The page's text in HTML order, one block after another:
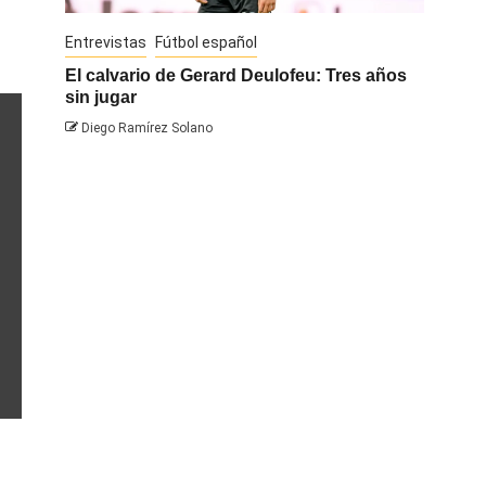
Entrevistas Fútbol español
El calvario de Gerard Deulofeu: Tres años
sin jugar
Diego Ramírez Solano